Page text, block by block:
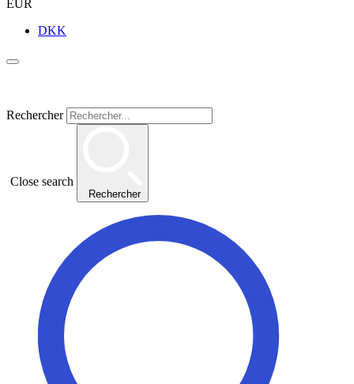
EUR
DKK
Rechercher
Close search
Rechercher